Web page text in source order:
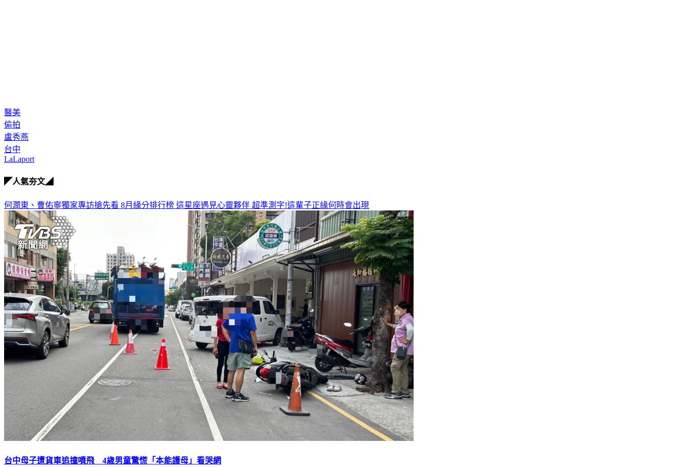
醫美
偷拍
盧秀燕
台中
LaLaport
◤人氣夯文◢
何潤東、曹佑寧獨家專訪搶先看 8月緣分排行榜 這星座遇見心靈夥伴 超準測字!這輩子正緣何時會出現
台中母子遭貨車追撞噴飛 4歲男童驚慌「本能護母」看哭網